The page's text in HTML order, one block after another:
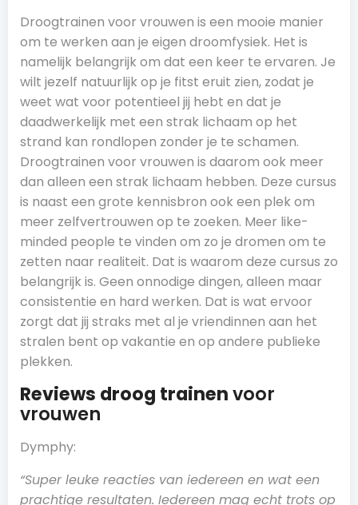
Droogtrainen voor vrouwen is een mooie manier
om te werken aan je eigen droomfysiek. Het is
namelijk belangrijk om dat een keer te ervaren. Je
wilt jezelf natuurlijk op je fitst eruit zien, zodat je
weet wat voor potentieel jij hebt en dat je
daadwerkelijk met een strak lichaam op het
strand kan rondlopen zonder je te schamen.
Droogtrainen voor vrouwen is daarom ook meer
dan alleen een strak lichaam hebben. Deze cursus
is naast een grote kennisbron ook een plek om
meer zelfvertrouwen op te zoeken. Meer like-
minded people te vinden om zo je dromen om te
zetten naar realiteit. Dat is waarom deze cursus zo
belangrijk is. Geen onnodige dingen, alleen maar
consistentie en hard werken. Dat is wat ervoor
zorgt dat jij straks met al je vriendinnen aan het
stralen bent op vakantie en op andere publieke
plekken.
Reviews droog trainenvoor
vrouwen
Dymphy:
“Super leuke reacties van iedereen en wat een
prachtige resultaten. Iedereen mag echt trots op